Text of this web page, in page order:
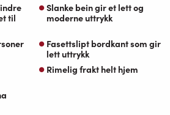
til
Slanke bein gir et lett og
moderne uttrykk
Fasettslipt bordkant som gir
lett uttrykk
Rimelig frakt helt hjem